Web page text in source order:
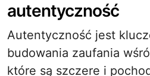
autentyczność
Autentyczność jest
budowania zaufania
które są szczere i